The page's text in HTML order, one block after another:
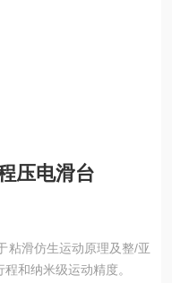
压电滑台
粘滑仿生运动原理及整/亚
和纳米级运动精度。